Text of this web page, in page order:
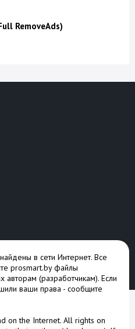
RemoveAds)
в сети Интернет. Все
prosmart.by файлы
авторам (разработчикам). Если
ваши права - сообщите
on the Internet. All rights on